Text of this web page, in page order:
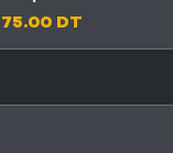
75.00 DT